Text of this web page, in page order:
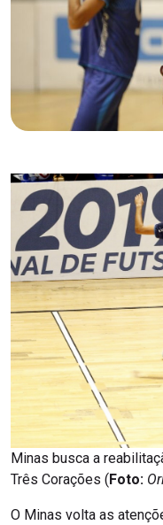
Minas busca a
Três Corações ( Foto:
O Minas volta as